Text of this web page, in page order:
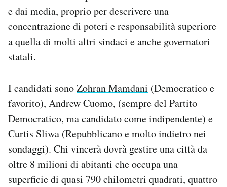
e dai media, proprio per descrivere una
concentrazione di poteri e responsabilità superiore
a quella di molti altri sindaci e anche governatori
statali.
I candidati sonoZohran Mamdani (Democratico e
favorito), Andrew Cuomo, (sempre del Partito
Democratico, ma candidato come indipendente) e
Curtis Sliwa (Repubblicano e molto indietro nei
sondaggi). Chi vincerà dovrà gestire una città da
oltre 8 milioni di abitanti che occupa una
superficie di quasi 790 chilometri quadrati, quattro